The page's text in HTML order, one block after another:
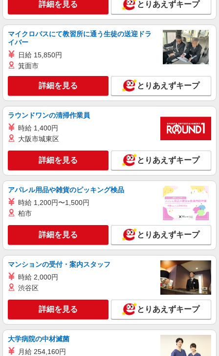
矢賀駅近くの病院で看護師さんのお手伝い★未
経験歓迎！
時給1450円〜1937円 ＜日払い有/週払い有/交
通費全支給(ガソリン代含む)＞
株式会社kotrio /●HR-H-1818913
障がい者デイで送迎、見守りなど★矢賀駅★運
転できる方急募
時給1350円〜1937円 ＜日払い有/週払い有/交
キープ 詳細を見る
派遣社員
株式会社kotrio /●HR-H-1991419
矢賀＊グループホームSTAFF＊生活のサポー
ト業務を担当
時給1350円〜1937円 ＜日払い有/週払い有/交
通費全支給(ガソリン代含む)＞
広島市東区
詳細を見る
＜面接なし＞デイサービスでリハビリ補助・送
迎など＊矢賀
時給1350円〜1937円 ＜日払い有/週払い有/交
詳細を見る とりあえずキープ
マイクロバスにて教習所に通う生徒の送迎ドラ
イバー
日給 15,850円
箕面市
詳細を見る とりあえずキープ
ラウンドワンの清掃作業員
時給 1,400円
大阪市城東区
詳細を見る とりあえずキープ
アパレル用品や雑貨のピッキング検品
時給 1,200円〜1,500円
柏市
詳細を見る とりあえずキープ
マンションの受付・案内スタッフ
時給 2,000円
渋谷区
詳細を見る とりあえずキープ
大学病院の中材滅菌
月給 254,160円